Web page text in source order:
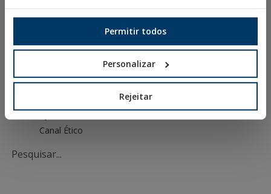
Permitir todos
Personalizar
Rejeitar
RECURSOS DE CYPE
Política de Privacidade
Condições de Venda
Canal Ético